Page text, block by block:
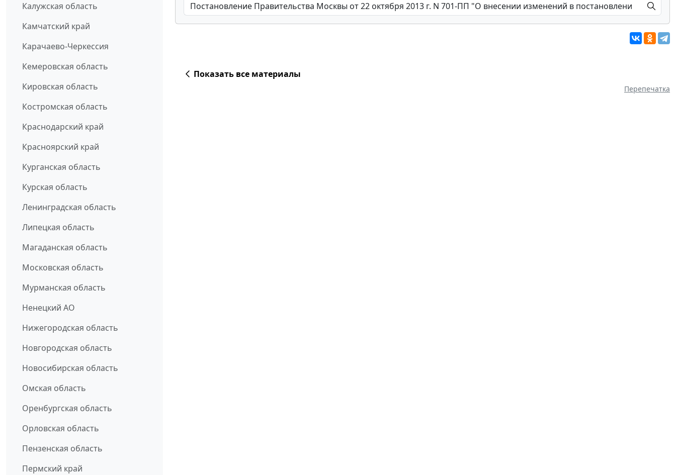
Калужская область
Камчатский край
Карачаево-Черкессия
Кемеровская область
Кировская область
Костромская область
Краснодарский край
Красноярский край
Курганская область
Курская область
Ленинградская область
Липецкая область
Магаданская область
Московская область
Мурманская область
Ненецкий АО
Нижегородская область
Новгородская область
Новосибирская область
Омская область
Оренбургская область
Орловская область
Пензенская область
Пермский край
Показать все материалы
Перепечатка